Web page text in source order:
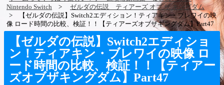
Nintendo Switch
ゼルダの伝説 ティアーズ オブ ザ キングダム
【ゼルダの伝説】Switch2エディション！ティアキン・ブレワイの映
像 ロード時間の比較、検証！！【ティアーズオブザキングダム】Part47
【ゼルダの伝説】Switch2エディショ
ン！ティアキン・ブレワイの映像 ロ
ード時間の比較、検証！！【ティアー
ズオブザキングダム】Part47